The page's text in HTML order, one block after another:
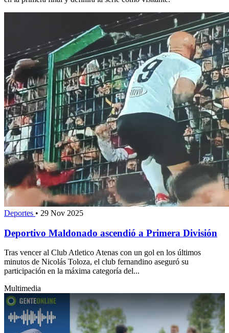
Deportes • 29 Nov 2025
Deportivo Maldonado ascendió a Primera División
Tras vencer al Club Atletico Atenas con un gol en los últimos
minutos de Nicolás Toloza, el club fernandino aseguró su
participación en la máxima categoría del...
Multimedia